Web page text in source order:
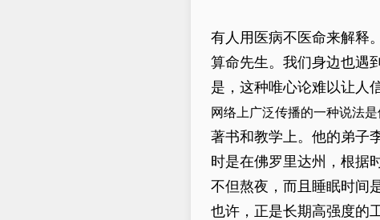
有人用医病不医命来解释
算命先生。我们身边也遇
是，这种唯心论难以让人
网络上广泛传播的一种说法
著书和教学上。他的弟子
时是在佛罗里达州，根据
不但熬夜，而且睡眠时间
也许，正是长期高强度的